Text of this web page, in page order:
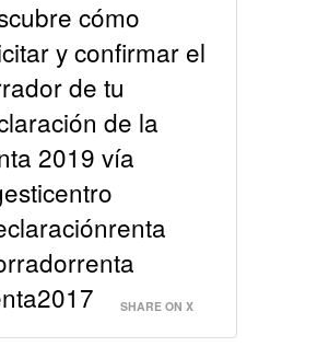
cómo
y confirmar el
de tu
de la
2019 vía
SHARE ON X